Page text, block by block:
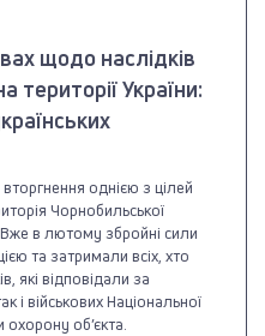
щодо наслідків
території України:
однією з цілей
Чорнобильської
Вже в лютому збройні сили
та затримали всіх, хто
які відповідали за
і військових Національної
охорону об’єкта.